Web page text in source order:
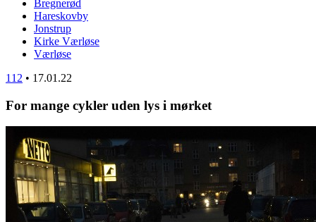
Bregnerød
Hareskovby
Jonstrup
Kirke Værløse
Værløse
112 • 17.01.22
For mange cykler uden lys i mørket